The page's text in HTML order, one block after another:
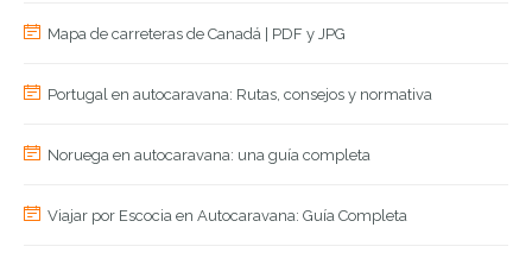
Mapa de carreteras de Canadá | PDF y JPG
Portugal en autocaravana: Rutas, consejos y normativa
Noruega en autocaravana: una guía completa
Viajar por Escocia en Autocaravana: Guía Completa